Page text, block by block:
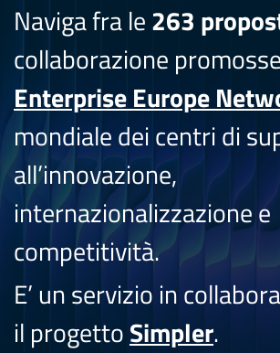
Naviga fra le263
collaborazione
Enterprise Europe
mondiale dei centri di
all’innovazione,
internazionalizzazione e
competitività.
E’ un servizio in
il progettoSimpler.